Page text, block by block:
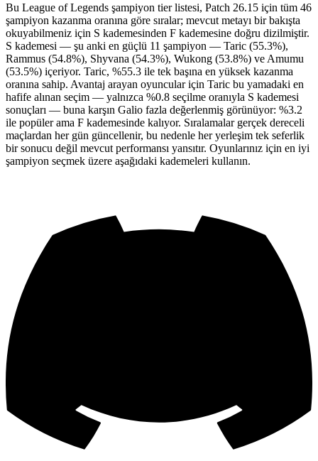
Bu League of Legends şampiyon tier listesi, Patch 26.15 için tüm 46
şampiyon kazanma oranına göre sıralar; mevcut metayı bir bakışta
okuyabilmeniz için S kademesinden F kademesine doğru dizilmiştir.
S kademesi — şu anki en güçlü 11 şampiyon — Taric (55.3%),
Rammus (54.8%), Shyvana (54.3%), Wukong (53.8%) ve Amumu
(53.5%) içeriyor. Taric, %55.3 ile tek başına en yüksek kazanma
oranına sahip. Avantaj arayan oyuncular için Taric bu yamadaki en
hafife alınan seçim — yalnızca %0.8 seçilme oranıyla S kademesi
sonuçları — buna karşın Galio fazla değerlenmiş görünüyor: %3.2
ile popüler ama F kademesinde kalıyor. Sıralamalar gerçek dereceli
maçlardan her gün güncellenir, bu nedenle her yerleşim tek seferlik
bir sonucu değil mevcut performansı yansıtır. Oyunlarınız için en iyi
şampiyon seçmek üzere aşağıdaki kademeleri kullanın.